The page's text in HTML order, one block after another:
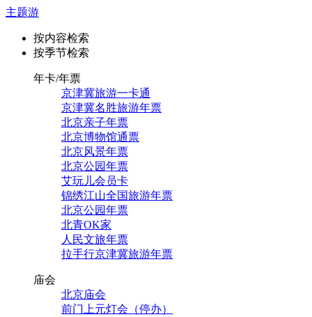
主题游
按内容检索
按季节检索
年卡/年票
京津冀旅游一卡通
京津冀名胜旅游年票
北京亲子年票
北京博物馆通票
北京风景年票
北京公园年票
艾玩儿会员卡
锦绣江山全国旅游年票
北京公园年票
北青OK家
人民文旅年票
拉手行京津冀旅游年票
庙会
北京庙会
前门上元灯会（停办）